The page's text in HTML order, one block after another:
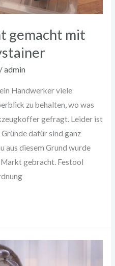
gemacht mit
/admin
Handwerker viele
zu behalten, wo was
gefragt. Leider ist
dafür sind ganz
aus diesem Grund wurde
gebracht. Festool